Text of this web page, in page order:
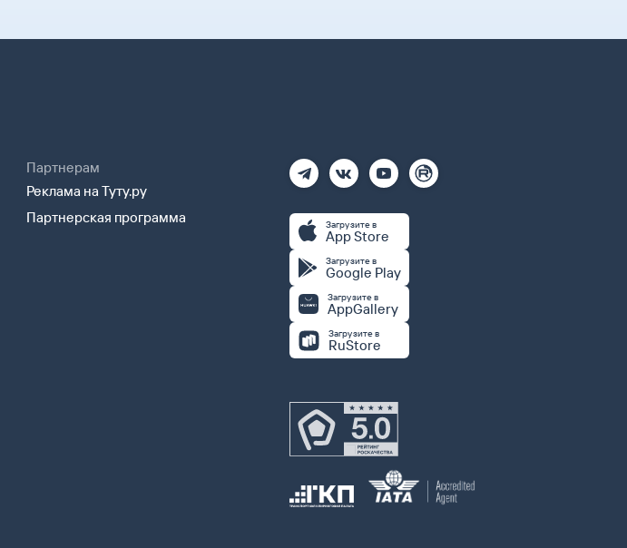
Партнерам
Реклама на Туту.ру
Партнерская программа
Загрузите в
App Store
Загрузите в
Google Play
Загрузите в
AppGallery
Загрузите в
RuStore